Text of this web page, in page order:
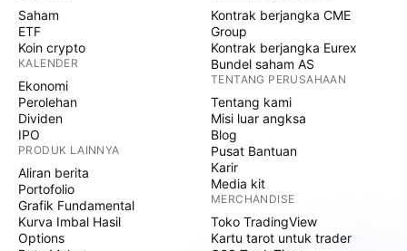
Saham
ETF
Koin crypto
KALENDER
Ekonomi
Perolehan
Dividen
IPO
PRODUK LAINNYA
Aliran berita
Portofolio
Grafik Fundamental
Kurva Imbal Hasil
Options
Kontrak berjangka CME
Group
Kontrak berjangka Eurex
Bundel saham AS
TENTANG PERUSAHAAN
Tentang kami
Misi luar angksa
Blog
Pusat Bantuan
Karir
Media kit
MERCHANDISE
Toko TradingView
Kartu tarot untuk trader